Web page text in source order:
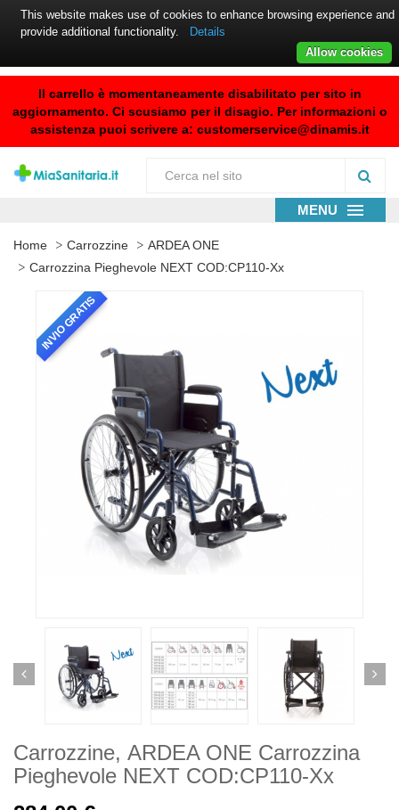
Il carrello è momentaneamente disabilitato per sito in
aggiornamento. Ci scusiamo per il disagio. Per informazioni o
assistenza puoi scrivere a: customerservice@dinamis.it
MENU
Home Carrozzine
ARDEA ONE
Carrozzina Pieghevole NEXT COD:CP110-Xx
INVIO GRATIS
Carrozzine, ARDEA ONE Carrozzina
Pieghevole NEXT COD:CP110-Xx
This website makes use of cookies to enhance browsing experience and
provide additional functionality.
Details
Allow cookies